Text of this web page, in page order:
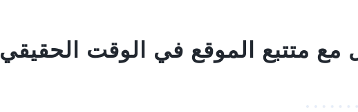
متتبع الموقع في الوقت الحقيقي